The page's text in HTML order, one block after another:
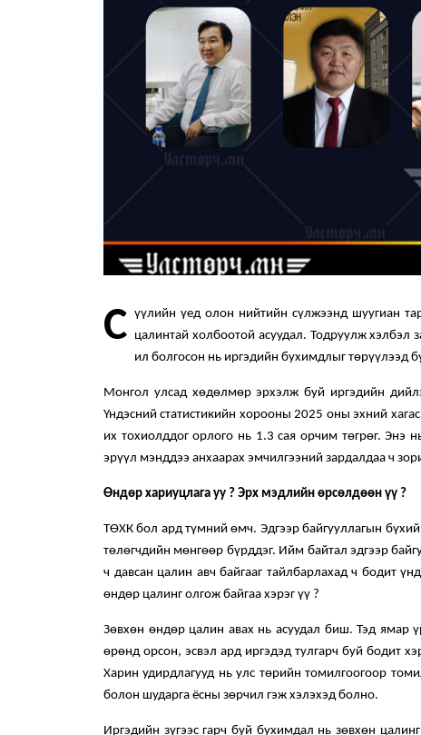
С үүлийн үед олон нийтийн сүлжээнд шуугиан
цалинтай холбоотой асуудал. Тодруулж хэлбэл
ил болгосон нь иргэдийн бухимдлыг төрүүлээд
Монгол улсад хөдөлмөр эрхэлж буй иргэдийн
Үндэсний статистикийн хорооны 2025 оны эхний
их тохиолддог орлого нь 1.3 сая орчим төгрөг. Энэ
эрүүл мэнддээ анхаарах эмчилгээний зардалдаа ч
Өндөр хариуцлага уу ? Эрх мэдлийн өрсөлдөөн үү ?
ТӨХК бол ард түмний өмч. Эдгээр байгууллагын
төлөгчдийн мөнгөөр бүрддэг. Ийм байтал эдгээр
ч давсан цалин авч байгааг тайлбарлахад ч бодит
өндөр цалинг олгож байгаа хэрэг үү ?
Зөвхөн өндөр цалин авах нь асуудал биш. Тэд ямар
өрөнд орсон, эсвэл ард иргэдэд тулгарч буй бодит
Харин удирдлагууд нь улс төрийн томилгоогоор
болон шударга ёсны зөрчил гэж хэлэхэд болно.
Иргэдийн зүгээс гарч буй бухимдал нь зөвхөн